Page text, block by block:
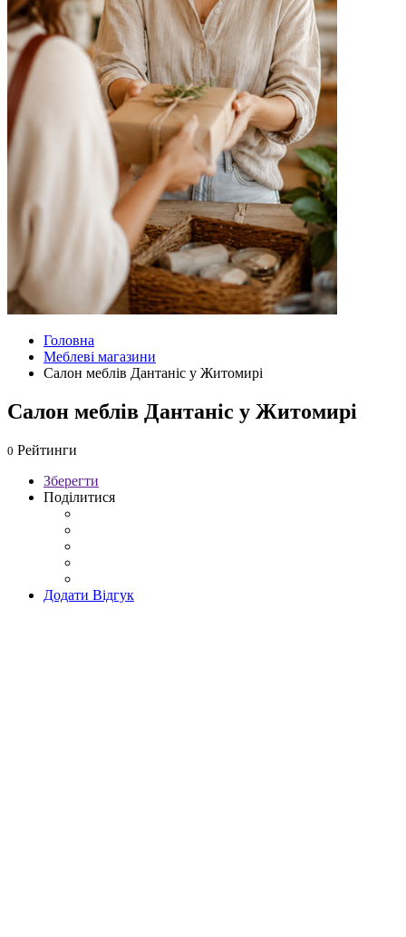
Головна
Меблеві магазини
Салон меблів Дантаніс у Житомирі
Салон меблів Дантаніс у Житомирі
0 Рейтинги
Зберегти
Поділитися
Додати Відгук